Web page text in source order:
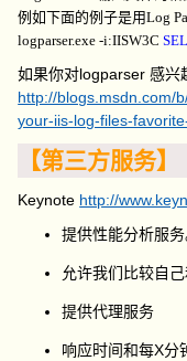
例如下面的例子是用Log
logparser.exe -i:IISW3C
如果你对logparser 感兴
http://blogs.msdn.com/
your-iis-log-files-
【第三方服务】
Keynote http://
提供性能分析服务
允许我们比较自
提供代理服务
响应时间和每X分